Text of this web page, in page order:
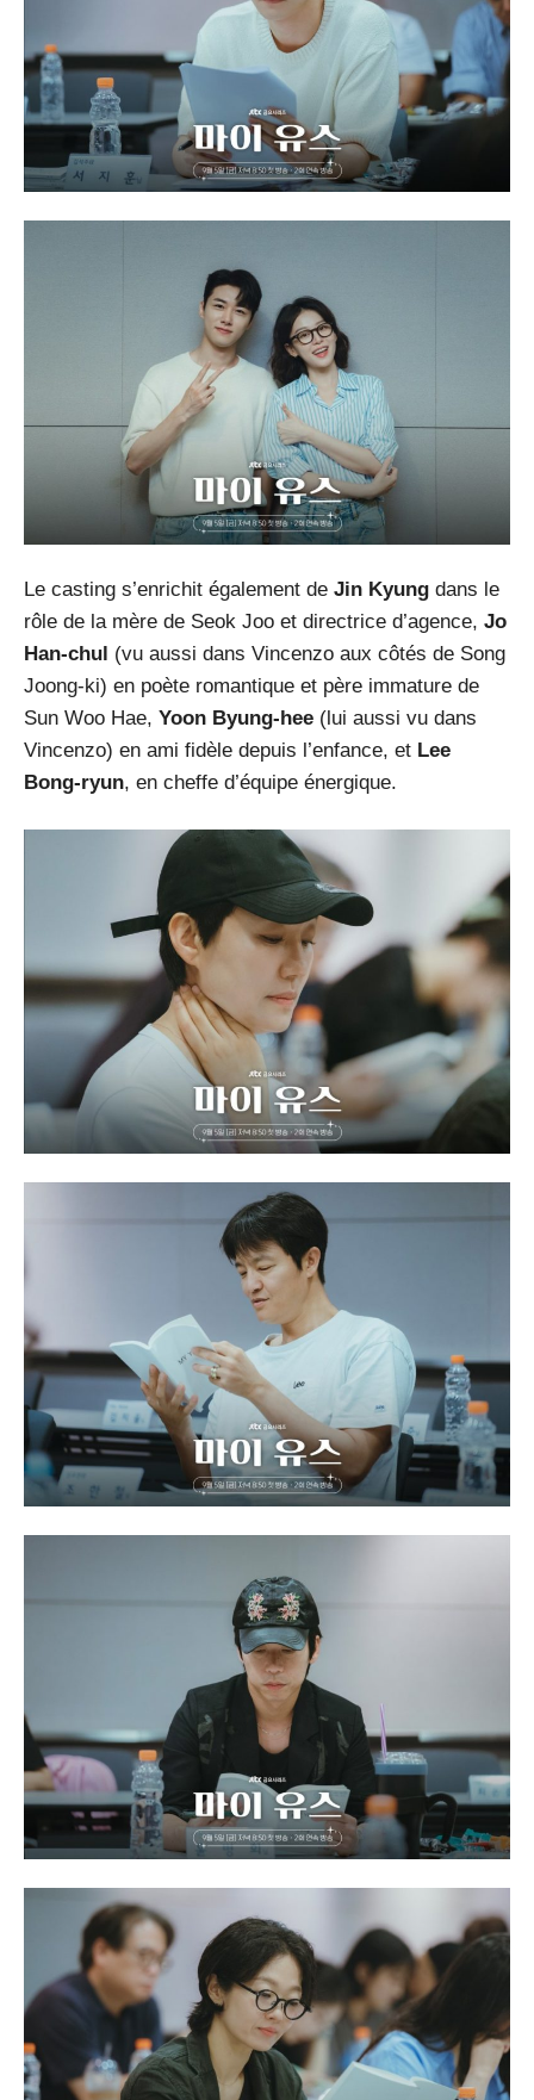
Le casting s’enrichit également de Jin Kyung dans le
rôle de la mère de Seok Joo et directrice d’agence, Jo
Han-chul (vu aussi dans Vincenzo aux côtés de Song
Joong-ki) en poète romantique et père immature de
Sun Woo Hae, Yoon Byung-hee (lui aussi vu dans
Vincenzo) en ami fidèle depuis l’enfance, et Lee
Bong-ryun, en cheffe d’équipe énergique.